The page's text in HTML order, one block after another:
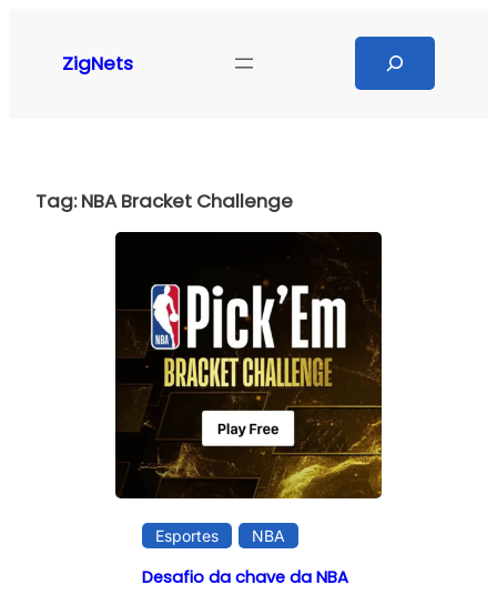
ZigNets
Tag:NBA Bracket Challenge
Esportes NBA
Desafio da chave da NBA